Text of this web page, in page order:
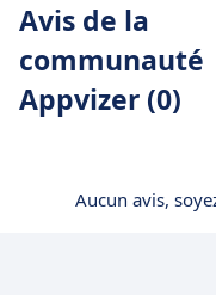
Avis de la
communauté
Appvizer (0)
Aucun avis,